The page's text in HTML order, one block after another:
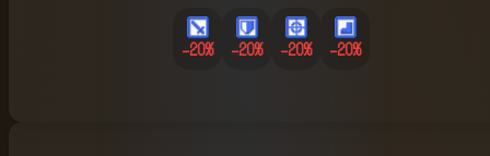
-20% -20% -20% -20%